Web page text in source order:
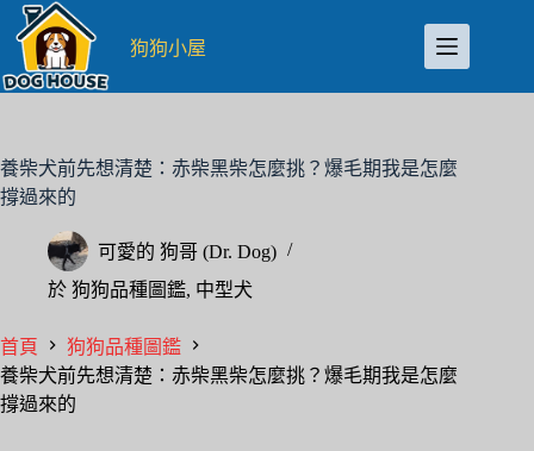
至
主
容
狗狗小屋
養柴犬前先想清楚：赤柴黑柴怎麼挑？爆毛期我是怎麼
撐過來的
可愛的 狗哥 (Dr. Dog)
於 狗狗品種圖鑑, 中型犬
首頁
狗狗品種圖鑑
養柴犬前先想清楚：赤柴黑柴怎麼挑？爆毛期我是怎麼
撐過來的